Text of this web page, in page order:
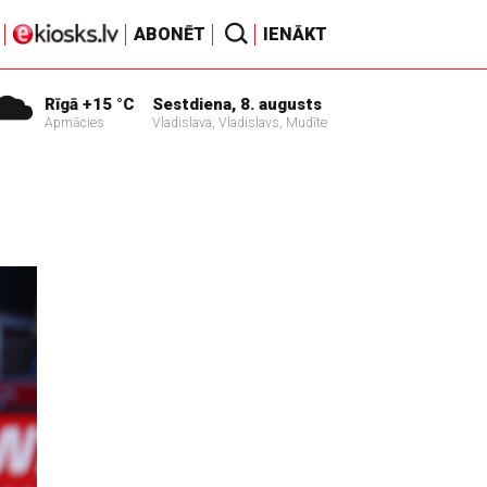
ABONĒT IENĀKT
Rīgā +15 °C
Apmācies
Sestdiena, 8. augusts
Vladislava, Vladislavs, Mudīte